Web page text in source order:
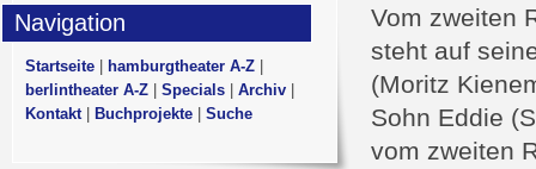
Vom zweiten
steht auf
(Moritz
Sohn Eddie
vom zweiten
Navigation
Startseite hamburgtheater A-Z
berlintheater A-Z
Specials Archiv
Kontakt| Buchprojekte Suche